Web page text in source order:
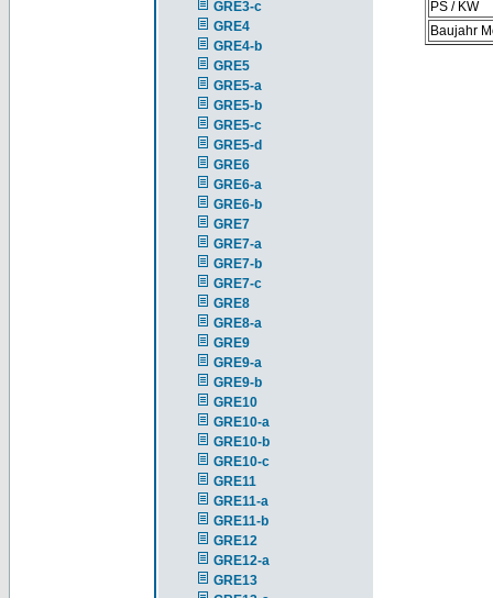
GRE3-c
GRE4
GRE4-b
GRE5
GRE5-a
GRE5-b
GRE5-c
GRE5-d
GRE6
GRE6-a
GRE6-b
GRE7
GRE7-a
GRE7-b
GRE7-c
GRE8
GRE8-a
GRE9
GRE9-a
GRE9-b
GRE10
GRE10-a
GRE10-b
GRE10-c
GRE11
GRE11-a
GRE11-b
GRE12
GRE12-a
GRE13
PS / KW
Baujahr